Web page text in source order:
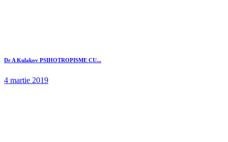
Dr A Kulakov PSIHOTROPISME CU...
4 martie 2019